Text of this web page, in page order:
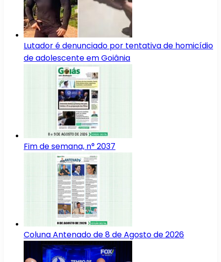
Lutador é denunciado por tentativa de homicídio
de adolescente em Goiânia
Fim de semana, n° 2037
Coluna Antenado de 8 de Agosto de 2026